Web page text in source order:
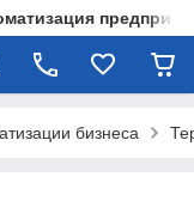
бизнеса